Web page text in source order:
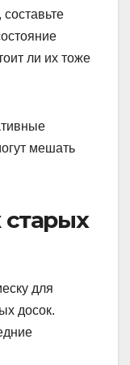
ли их тоже
мешать
для
досок.